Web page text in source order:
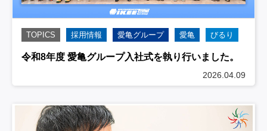
TOPICS 採用情報 愛亀グループ 愛亀 びるり
令和8年度 愛亀グループ入社式を執り行いました。
2026.04.09